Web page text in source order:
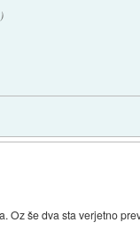
Oz še dva sta verjetno